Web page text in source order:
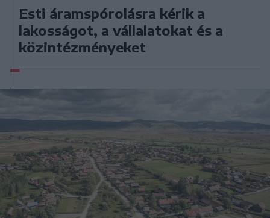
Esti áramspórolásra kérik a
lakosságot, a vállalatokat és a
közintézményeket